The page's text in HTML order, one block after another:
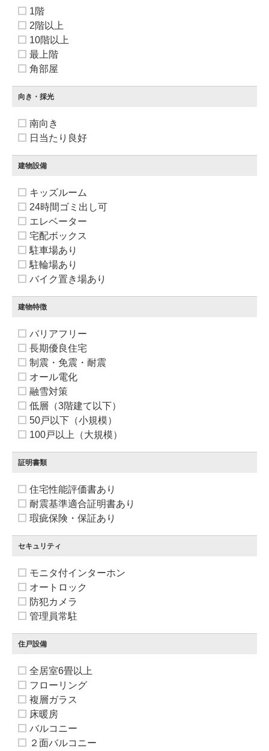
1階
2階以上
10階以上
最上階
角部屋
向き・採光
南向き
日当たり良好
建物設備
キッズルーム
24時間ゴミ出し可
エレベーター
宅配ボックス
駐車場あり
駐輪場あり
バイク置き場あり
建物特徴
バリアフリー
長期優良住宅
制震・免震・耐震
オール電化
融雪対策
低層（3階建て以下）
50戸以下（小規模）
100戸以上（大規模）
証明書類
住宅性能評価書あり
耐震基準適合証明書あり
瑕疵保険・保証あり
セキュリティ
モニタ付インターホン
オートロック
防犯カメラ
管理員常駐
住戸設備
全居室6畳以上
フローリング
複層ガラス
床暖房
バルコニー
２面バルコニー